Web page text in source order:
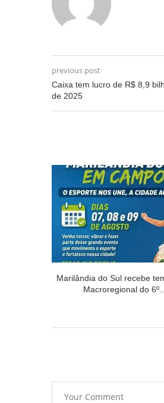
previous post
Caixa tem lucro de R$ 8,9
de 2025
Marilândia do Sul recebe
Macroregional do